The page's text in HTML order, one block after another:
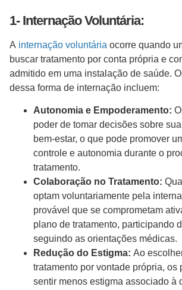
1- Internação Voluntária:
A internação voluntária ocorre quando
buscar tratamento por conta própria e
admitido em uma instalação de saúde.
dessa forma de internação incluem:
Autonomia e Empoderamento:
poder de tomar decisões sobre
bem-estar, o que pode promover
controle e autonomia durante o
tratamento.
Colaboração no Tratamento:
optam voluntariamente pela
provável que se comprometam
plano de tratamento, participando
seguindo as orientações médicas.
Redução do Estigma: Ao
tratamento por vontade própria, os
sentir menos estigma associado à